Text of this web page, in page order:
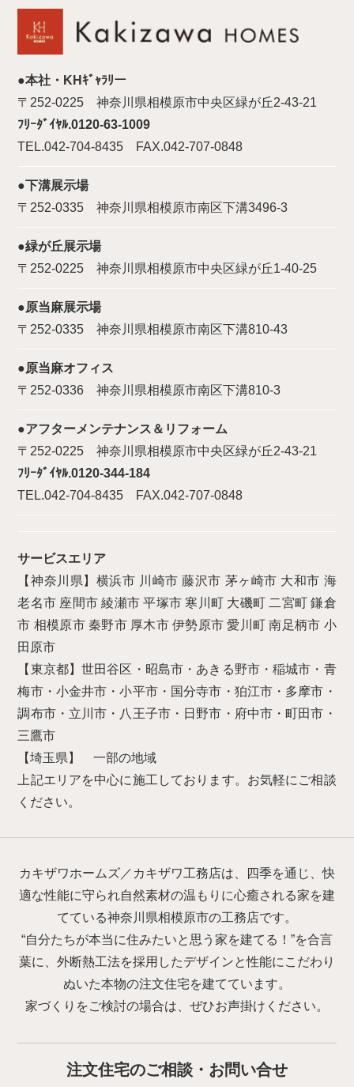
●本社・KHｷﾞｬﾗﾘー
〒252-0225 神奈川県相模原市中央区緑が丘2-43-21
ﾌﾘｰﾀﾞｲﾔﾙ.0120-63-1009
TEL.042-704-8435 FAX.042-707-0848
●下溝展示場
〒252-0335 神奈川県相模原市南区下溝3496-3
●緑が丘展示場
〒252-0225 神奈川県相模原市中央区緑が丘1-40-25
●原当麻展示場
〒252-0335 神奈川県相模原市南区下溝810-43
●原当麻オフィス
〒252-0336 神奈川県相模原市南区下溝810-3
●アフターメンテナンス＆リフォーム
〒252-0225 神奈川県相模原市中央区緑が丘2-43-21
ﾌﾘｰﾀﾞｲﾔﾙ.0120-344-184
TEL.042-704-8435 FAX.042-707-0848
サービスエリア
【神奈川県】横浜市 川崎市 藤沢市 茅ヶ崎市 大和市 海
老名市 座間市 綾瀬市 平塚市 寒川町 大磯町 二宮町 鎌倉
市 相模原市 秦野市 厚木市 伊勢原市 愛川町 南足柄市 小
田原市
【東京都】世田谷区・昭島市・あきる野市・稲城市・青
梅市・小金井市・小平市・国分寺市・狛江市・多摩市・
調布市・立川市・八王子市・日野市・府中市・町田市・
三鷹市
【埼玉県】 一部の地域
上記エリアを中心に施工しております。お気軽にご相談
ください。
カキザワホームズ／カキザワ工務店は、四季を通じ、快
適な性能に守られ自然素材の温もりに心癒される家を建
てている神奈川県相模原市の工務店です。
“自分たちが本当に住みたいと思う家を建てる！”を合言
葉に、外断熱工法を採用したデザインと性能にこだわり
ぬいた本物の注文住宅を建てています。
家づくりをご検討の場合は、ぜひお声掛けください。
注文住宅のご相談・お問い合せ